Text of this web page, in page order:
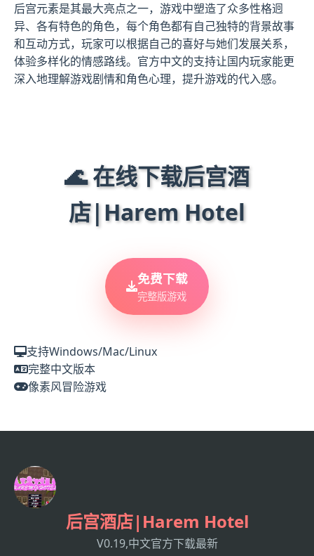
后宫元素是其最大亮点之一，游戏中塑造了众多性格迥
异、各有特色的角色，每个角色都有自己独特的背景故事
和互动方式，玩家可以根据自己的喜好与她们发展关系，
体验多样化的情感路线。官方中文的支持让国内玩家能更
深入地理解游戏剧情和角色心理，提升游戏的代入感。
🌊 在线下载后宫酒
店|Harem Hotel
免费下载
完整版游戏
支持Windows/Mac/Linux
完整中文版本
像素风冒险游戏
后宫酒店|Harem Hotel
V0.19,中文官方下载最新